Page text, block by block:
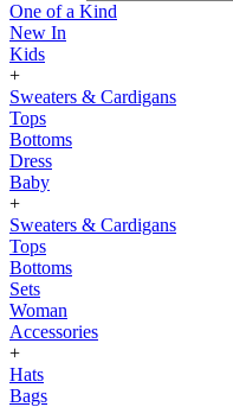
One of a Kind
New In
Kids
+
Sweaters & Cardigans
Tops
Bottoms
Dress
Baby
+
Sweaters & Cardigans
Tops
Bottoms
Sets
Woman
Accessories
+
Hats
Bags